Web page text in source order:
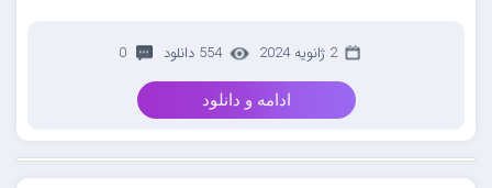
2 ژانویه 2024 554 دانلود 0
ادامه و دانلود